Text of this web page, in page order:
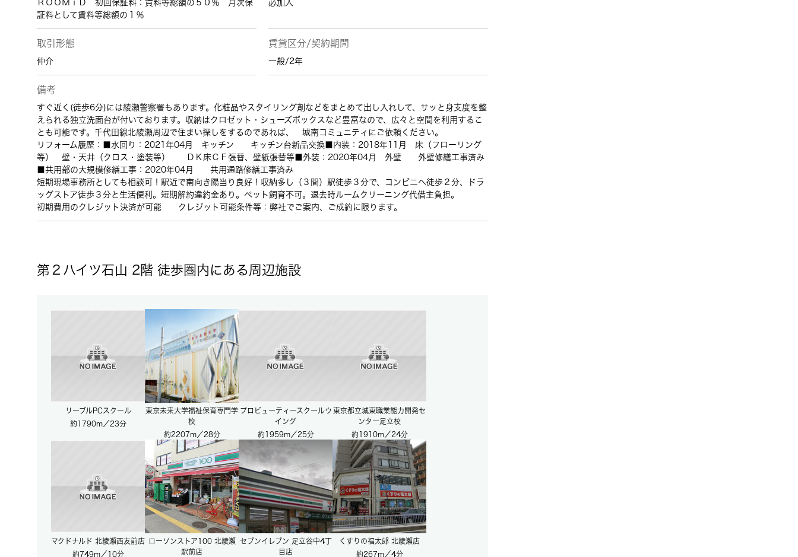
ＲＯＯＭｉＤ 初回保証料：賃料等総額の５０％ 月次保
証料として賃料等総額の１％
必加入
取引形態
仲介
賃貸区分/契約期間
一般/2年
備考
すぐ近く(徒歩6分)には綾瀬警察署もあります。化粧品やスタイリング剤などをまとめて出し入れして、サッと身支度を整
えられる独立洗面台が付いております。収納はクロゼット・シューズボックスなど豊富なので、広々と空間を利用するこ
とも可能です。千代田線北綾瀬周辺で住まい探しをするのであれば、 城南コミュニティにご依頼ください。
リフォーム履歴：■水回り：2021年04月 キッチン キッチン台新品交換■内装：2018年11月 床（フローリング
等） 壁・天井（クロス・塗装等） ＤＫ床ＣＦ張替、壁紙張替等■外装：2020年04月 外壁 外壁修繕工事済み
■共用部の大規模修繕工事：2020年04月 共用通路修繕工事済み
短期現場事務所としても相談可！駅近で南向き陽当り良好！収納多し（３間）駅徒歩３分で、コンビニへ徒歩２分、ドラ
ッグストア徒歩３分と生活便利。短期解約違約金あり。ペット飼育不可。退去時ルームクリーニング代借主負担。
初期費用のクレジット決済が可能 クレジット可能条件等：弊社でご案内、ご成約に限ります。
第２ハイツ石山 2階 徒歩圏内にある周辺施設
リーブルPCスクール
約1790m／23分
東京未来大学福祉保育専門学
校
約2207m／28分
プロビューティースクールウ
イング
約1959m／25分
東京都立城東職業能力開発セ
ンター足立校
約1910m／24分
マクドナルド 北綾瀬西友前店
約749m／10分
ローソンストア100 北綾瀬
駅前店
セブンイレブン 足立谷中4丁
目店
くすりの福太郎 北綾瀬店
約267m／4分